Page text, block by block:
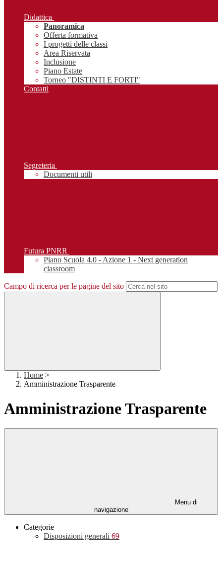
Didattica
Panoramica
Offerta formativa
I progetti delle classi
Area Riservata
Inclusione
Piano Estate
Torneo "DISTINTI E FORTI"
Contatti
Segreteria
Documenti utili
Futura PNRR
Piano Scuola 4.0 - Azione 1 - Next generation
classroom
Campo di ricerca per le pagine del sito
Home >
Amministrazione Trasparente
Amministrazione Trasparente
Menu di
navigazione
Categorie
Disposizioni generali 69